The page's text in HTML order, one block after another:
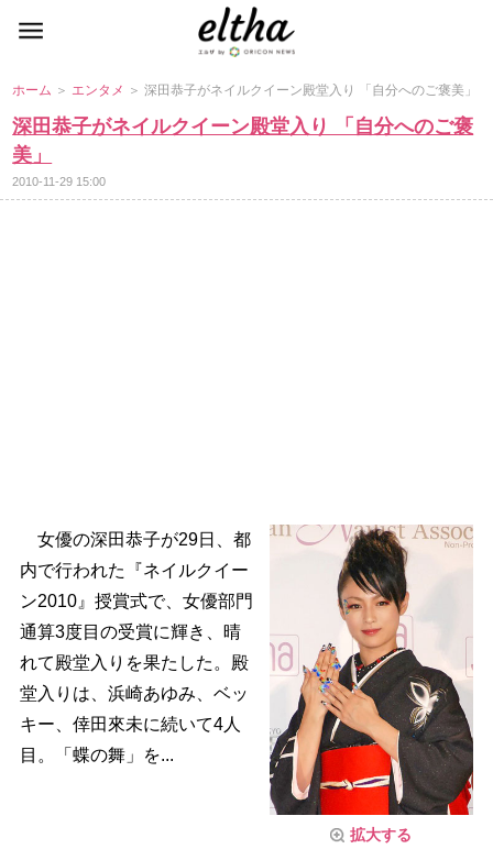
ホーム ＞ エンタメ ＞ 深田恭子がネイルクイーン殿堂入り 「自分へのご褒美」
深田恭子がネイルクイーン殿堂入り 「自分へのご褒
美」
2010-11-29 15:00
拡大する
女優の深田恭子が29日、都
内で行われた『ネイルクイー
ン2010』授賞式で、女優部門
通算3度目の受賞に輝き、晴
れて殿堂入りを果たした。殿
堂入りは、浜崎あゆみ、ベッ
キー、倖田來未に続いて4人
目。「蝶の舞」を...